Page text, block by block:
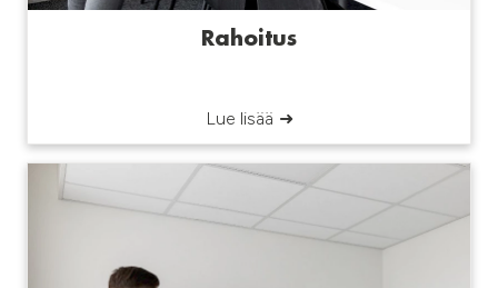
Rahoitus
Lue lisää